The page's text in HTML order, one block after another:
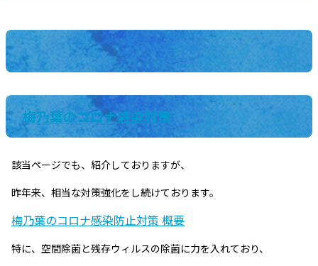
梅乃葉のコロナ感染対策
該当ページでも、紹介しておりますが、
昨年来、相当な対策強化をし続けております。
梅乃葉のコロナ感染防止対策 概要
特に、空間除菌と残存ウィルスの除菌に力を入れており、